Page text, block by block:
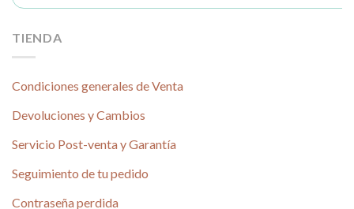
TIENDA
Condiciones generales de Venta
Devoluciones y Cambios
Servicio Post-venta y Garantía
Seguimiento de tu pedido
Contraseña perdida